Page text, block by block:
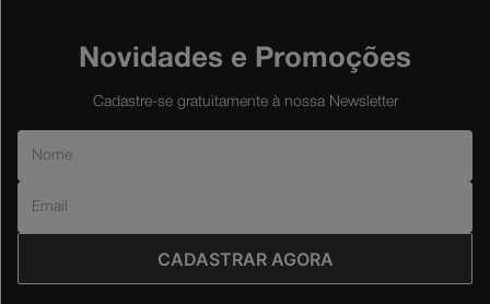
Novidades e Promoções
Cadastre-se gratuitamente à nossa Newsletter
CADASTRAR AGORA